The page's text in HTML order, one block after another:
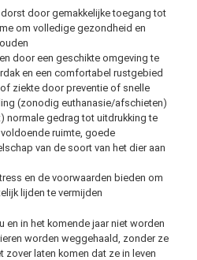
door gemakkelijke toegang tot
om volledige gezondheid en
door een geschikte omgeving te
en een comfortabel rustgebied
ziekte door preventie of snelle
(zonodig euthanasie/afschieten)
normale gedrag tot uitdrukking te
ruimte, goede
van de soort van het dier aan
en de voorwaarden bieden om
lijden te vermijden
en in het komende jaar niet worden
worden weggehaald, zonder ze
laten komen dat ze in leven